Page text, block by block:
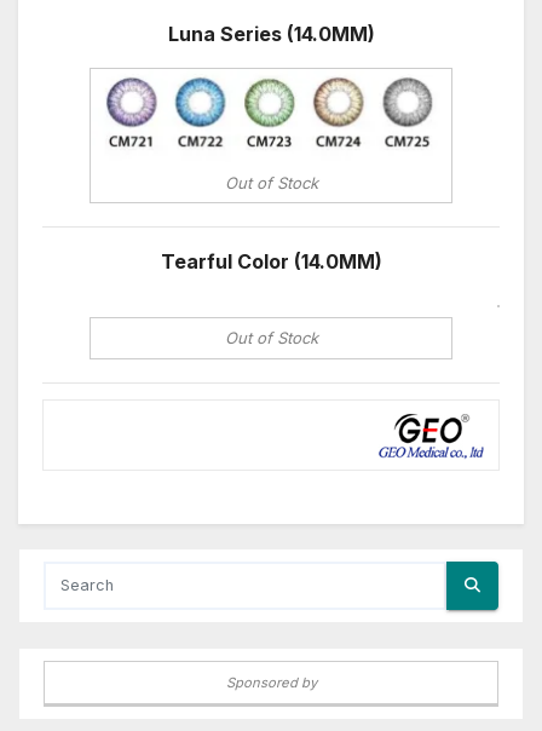
Luna Series (14.0MM)
Out of Stock
Tearful Color (14.0MM)
Out of Stock
Sponsored by